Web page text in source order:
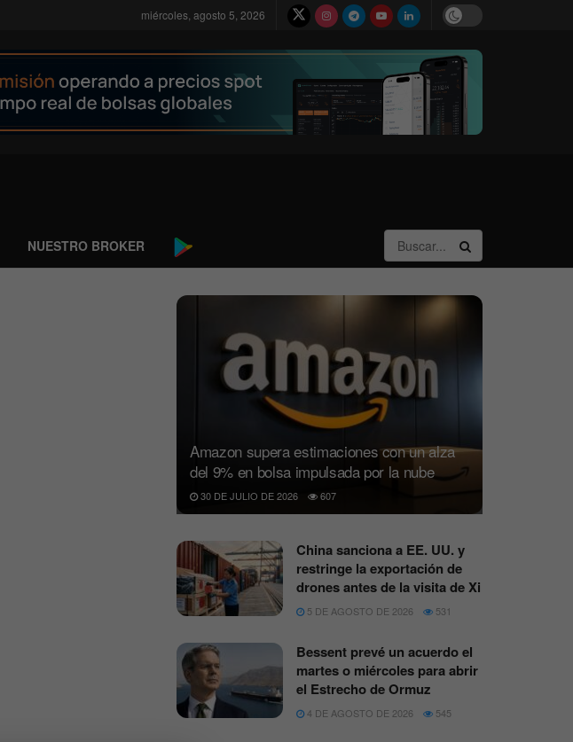
miércoles, agosto 5, 2026
NUESTRO BROKER
Amazon supera estimaciones con un alza
del 9% en bolsa impulsada por la nube
30 DE JULIO DE 2026 607
China sanciona a EE. UU. y
restringe la exportación de
drones antes de la visita de Xi
5 DE AGOSTO DE 2026 531
Bessent prevé un acuerdo el
martes o miércoles para abrir
el Estrecho de Ormuz
4 DE AGOSTO DE 2026 545